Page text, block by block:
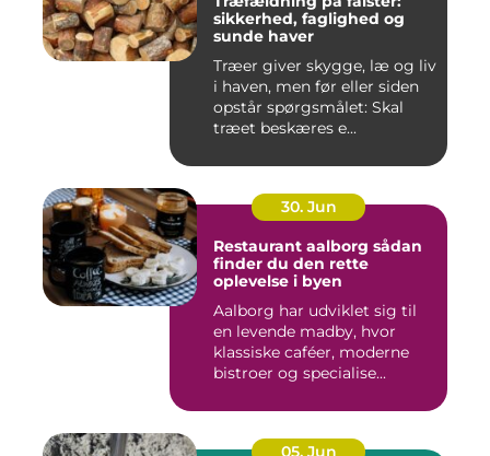
sikkerhed, faglighed og
sunde haver
Træer giver skygge, læ og liv
i haven, men før eller siden
opstår spørgsmålet: Skal
træet beskæres e...
30. Jun
Restaurant aalborg sådan
finder du den rette
oplevelse i byen
Aalborg har udviklet sig til
en levende madby, hvor
klassiske caféer, moderne
bistroer og specialise...
05. Jun